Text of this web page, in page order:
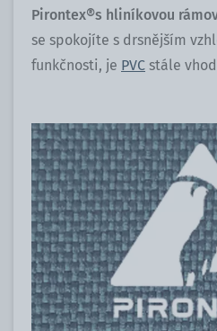
Pirontex®s hliníkovou
se spokojíte s drsnějším
funkčnosti, je PVC stále